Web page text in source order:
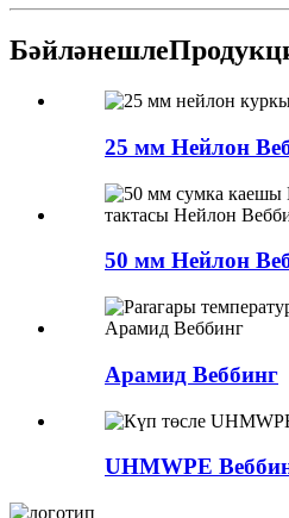
Бәйләнешле
25 мм Нейлон
50 мм Нейлон
Арамид Веббинг
UHMWPE